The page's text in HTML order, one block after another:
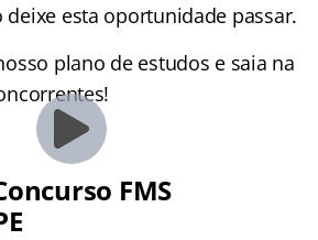
esta oportunidade passar.
plano de estudos e saia na
FMS